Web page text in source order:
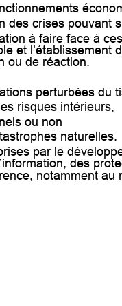
des crises pouvant
à faire face à
et l’établissement
ou de réaction.
perturbées du
risques intérieurs,
ou non
naturelles.
par le
des
notamment au